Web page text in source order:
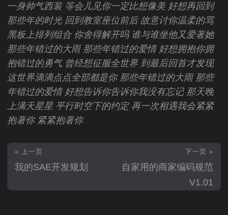
一身帅气西装 等会儿见你一定比想像美 好想再回到
那些年的时光 回到教室座位前后 故意讨你温柔的骂
黑板上排列组合 你舍得解开吗 谁与谁坐他又爱著她
那些年错过的大雨 那些年错过的爱情 好想拥抱你拥
抱错过的勇气 曾经想征服全世界 到最后回首才发现
这世界滴滴点点全部都是你 那些年错过的大雨 那些
年错过的爱情 好想告诉你告诉你我没有忘记 那天晚
上满天星星 平行时空下的约定 再一次相遇我会紧紧
抱著你 紧紧抱著你
« 上一页
我的SAE开发规划
下一页 »
自家用的商家编码规范
V1.01